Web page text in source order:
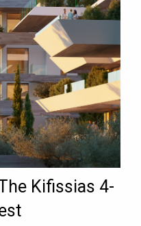
Kifissias 4-